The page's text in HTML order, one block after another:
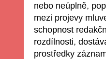
nebo neúplně,
mezi projevy
schopnost
rozdílnosti,
prostředky